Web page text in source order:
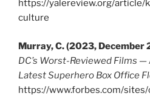
https://yalereview.org/article/
culture
Murray, C. (2023, December
DC’s Worst-Reviewed Films
Latest Superhero Box Office
https://www.forbes.com/